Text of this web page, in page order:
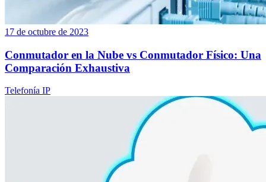
17 de octubre de 2023
Conmutador en la Nube vs Conmutador Físico: Una
Comparación Exhaustiva
Telefonía IP